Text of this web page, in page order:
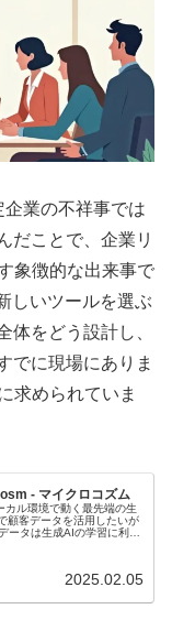
業の不祥事では
だことで、企業リ
象徴的な出来事で
しいツールを選ぶ
体をどう設計し、
でに現場にありま
求められていま
- マイクロコズム
カル環境で動く最先端の生
顧客データを活用したいが
ータは生成AIの学習に利用
2025.02.05